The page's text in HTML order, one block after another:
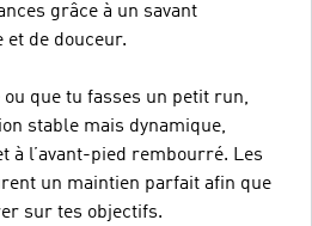
grâce à un savant
et de douceur.
que tu fasses un petit run,
stable mais dynamique,
à l’avant-pied rembourré. Les
un maintien parfait afin que
sur tes objectifs.